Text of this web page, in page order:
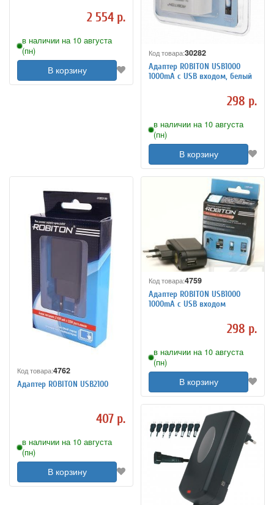
2 554 р.
в наличии на 10 августа
(пн)
В корзину
Код товара:30282
Адаптер ROBITON USB1000
1000mA с USB входом, белый
298 р.
в наличии на 10 августа
(пн)
В корзину
Код товара:4762
Адаптер ROBITON USB2100
407 р.
в наличии на 10 августа
(пн)
В корзину
Код товара:4759
Адаптер ROBITON USB1000
1000mA с USB входом
298 р.
в наличии на 10 августа
(пн)
В корзину